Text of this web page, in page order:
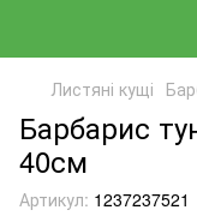
Листяні кущі
Барбарис
40см
Артикул: 1237237521